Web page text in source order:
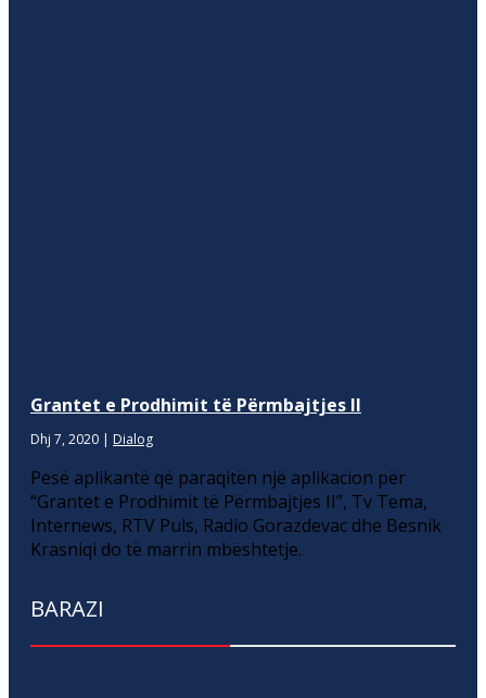
Grantet e Prodhimit të Përmbajtjes II
Dhj 7, 2020 | Dialog
Pesë aplikantë që paraqitën një aplikacion për
“Grantet e Prodhimit të Përmbajtjes II”, Tv Tema,
Internews, RTV Puls, Radio Gorazdevac dhe Besnik
Krasniqi do të marrin mbështetje.
BARAZI